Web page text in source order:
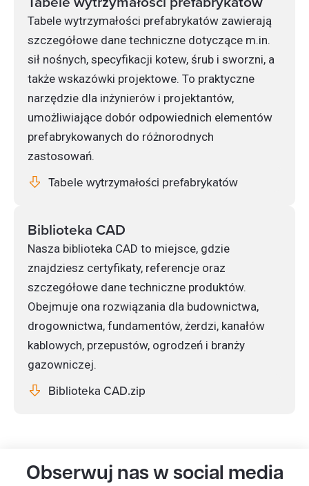
Tabele wytrzymałości prefabrykatów zawierają
szczegółowe dane techniczne dotyczące m.in.
sił nośnych, specyfikacji kotew, śrub i sworzni, a
także wskazówki projektowe. To praktyczne
narzędzie dla inżynierów i projektantów,
umożliwiające dobór odpowiednich elementów
prefabrykowanych do różnorodnych
zastosowań.
Tabele wytrzymałości prefabrykatów
Biblioteka CAD
Nasza biblioteka CAD to miejsce, gdzie
znajdziesz certyfikaty, referencje oraz
szczegółowe dane techniczne produktów.
Obejmuje ona rozwiązania dla budownictwa,
drogownictwa, fundamentów, żerdzi, kanałów
kablowych, przepustów, ogrodzeń i branży
gazowniczej.
Biblioteka CAD.zip
Obserwuj nas w social media